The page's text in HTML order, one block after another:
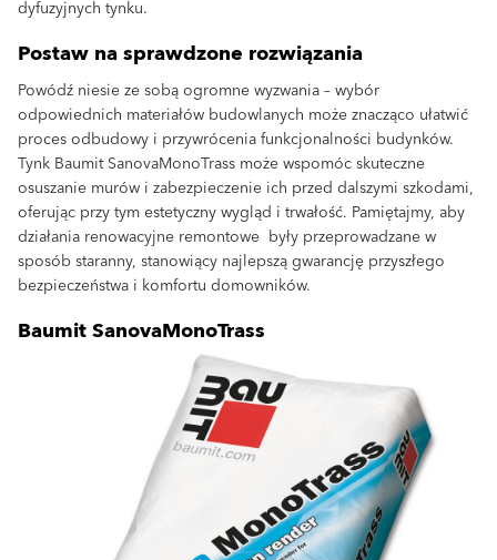
dyfuzyjnych tynku.
Postaw na sprawdzone rozwiązania
Powódź niesie ze sobą ogromne wyzwania – wybór
odpowiednich materiałów budowlanych może znacząco ułatwić
proces odbudowy i przywrócenia funkcjonalności budynków.
Tynk Baumit SanovaMonoTrass może wspomóc skuteczne
osuszanie murów i zabezpieczenie ich przed dalszymi szkodami,
oferując przy tym estetyczny wygląd i trwałość. Pamiętajmy, aby
działania renowacyjne remontowe były przeprowadzane w
sposób staranny, stanowiący najlepszą gwarancję przyszłego
bezpieczeństwa i komfortu domowników.
Baumit SanovaMonoTrass